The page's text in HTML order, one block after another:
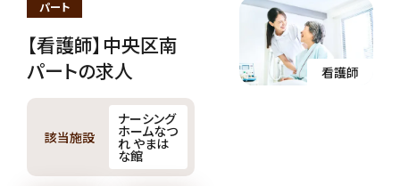
パート
【看護師】中央区南
パートの求人
該当施設
ナーシング
ホームなつ
れ やまは
な館
看護師